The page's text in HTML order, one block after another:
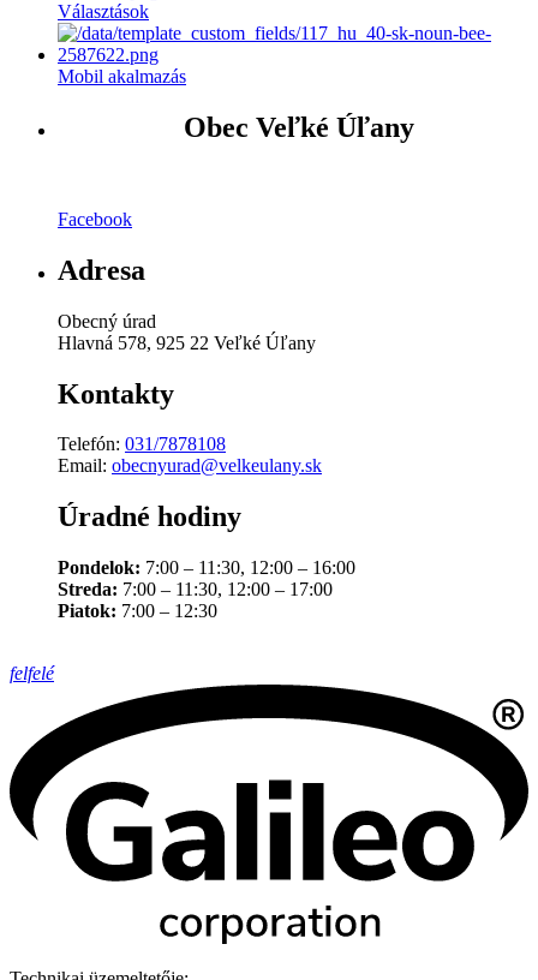
Választások
Mobil akalmazás
Obec Veľké Úľany
Facebook
Adresa
Obecný úrad
Hlavná 578, 925 22 Veľké Úľany
Kontakty
Telefón: 031/7878108
Email: obecnyurad@velkeulany.sk
Úradné hodiny
Pondelok: 7:00 – 11:30, 12:00 – 16:00
Streda: 7:00 – 11:30, 12:00 – 17:00
Piatok: 7:00 – 12:30
felfelé